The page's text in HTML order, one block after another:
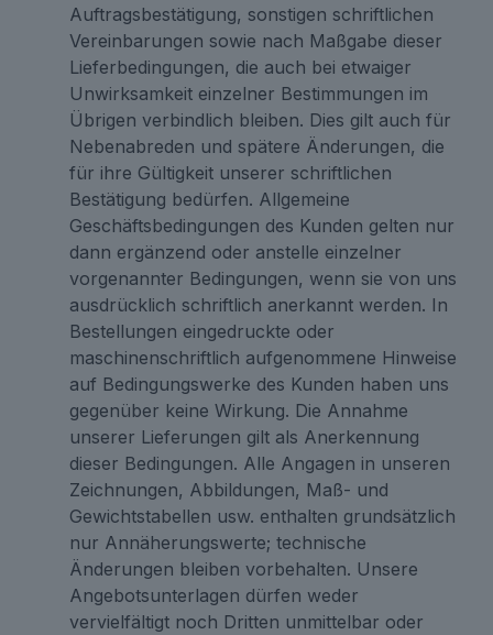
Auftragsbestätigung, sonstigen schriftlichen
Vereinbarungen sowie nach Maßgabe dieser
Lieferbedingungen, die auch bei etwaiger
Unwirksamkeit einzelner Bestimmungen im
Übrigen verbindlich bleiben. Dies gilt auch für
Nebenabreden und spätere Änderungen, die
für ihre Gültigkeit unserer schriftlichen
Bestätigung bedürfen. Allgemeine
Geschäftsbedingungen des Kunden gelten nur
dann ergänzend oder anstelle einzelner
vorgenannter Bedingungen, wenn sie von uns
ausdrücklich schriftlich anerkannt werden. In
Bestellungen eingedruckte oder
maschinenschriftlich aufgenommene Hinweise
auf Bedingungswerke des Kunden haben uns
gegenüber keine Wirkung. Die Annahme
unserer Lieferungen gilt als Anerkennung
dieser Bedingungen. Alle Angagen in unseren
Zeichnungen, Abbildungen, Maß- und
Gewichtstabellen usw. enthalten grundsätzlich
nur Annäherungswerte; technische
Änderungen bleiben vorbehalten. Unsere
Angebotsunterlagen dürfen weder
vervielfältigt noch Dritten unmittelbar oder